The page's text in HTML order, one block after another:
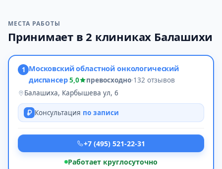
МЕСТА РАБОТЫ
Принимает в 2 клиниках Балашихи
1 Московский областной онкологический
диспансер5,0 превосходно·132 отзывов
Балашиха, Карбышева ул, 6
Консультация по записи
+7 (495) 521-22-31
Работает круглосуточно